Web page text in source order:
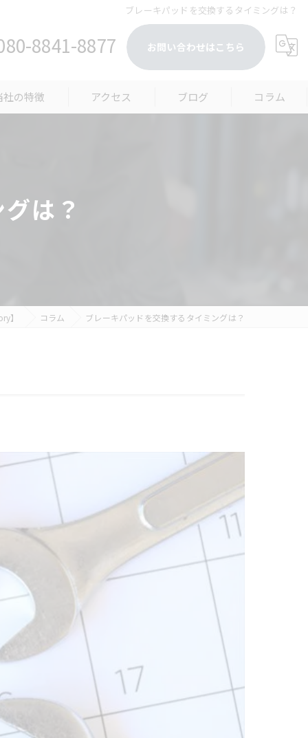
ブレーキパッドを交換するタイミングは？
8841-8877 お問い合わせはこちら
社の特徴
クリーニング
アクセス ブログ コラム
は？
】 コラム ブレーキパッドを交換するタイミングは？